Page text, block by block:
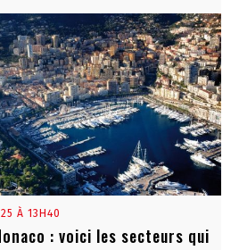
À 13H40
: voici les secteurs qui